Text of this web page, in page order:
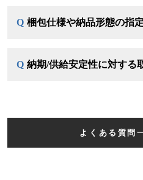
Q 梱包仕様や納品形態の指
Q 納期/供給安定性に対する
よくある質問